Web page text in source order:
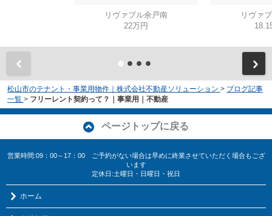
リヴァブル余戸南
22万円
リヴァ
松山市のテナント・事業用物件｜株式会社不動産ソリューション > ブログ記事
一覧 > フリーレント契約って？｜事業用｜不動産
ページトップに戻る
営業時間:09：00～17：00 ご予約がない場合は早めに終業させていただく場合もござ
います
定休日:土曜日・日曜日・祝日
ホーム